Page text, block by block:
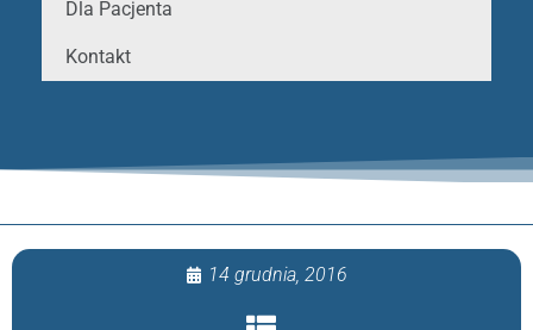
Dla Pacjenta
Kontakt
14 grudnia, 2016